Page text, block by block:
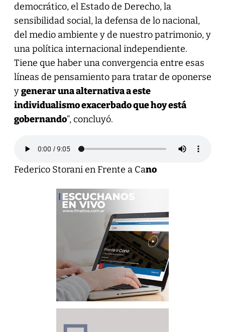
democrático, el Estado de Derecho, la
sensibilidad social, la defensa de lo nacional,
del medio ambiente y de nuestro patrimonio, y
una política internacional independiente.
Tiene que haber una convergencia entre esas
líneas de pensamiento para tratar de oponerse
ygenerar una alternativa a este
individualismo exacerbado que hoy está
gobernando”, concluyó.
Federico Storani en Frente a Cano